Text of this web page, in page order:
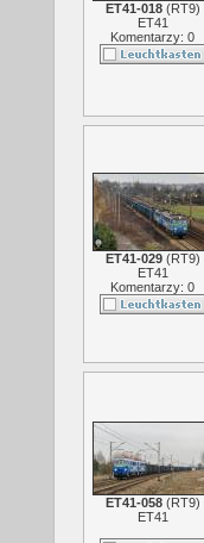
ET41-018(RT9)
ET41
Komentarzy: 0
ET41-029(RT9)
ET41
Komentarzy: 0
ET41-058(RT9)
ET41